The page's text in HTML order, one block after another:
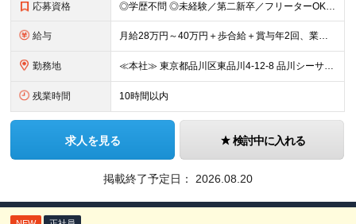
応募資格 ◎学歴不問 ◎未経験／第二新卒／フリーターOK ◎IT業界が初めての方も大歓迎 ※人物・意欲重視の採用です！ ★医療業界、アパレル、飲食の接客、プロボクサーなど、さまざまな前職の先輩が未経験から営業
給与 月給28万円～40万円＋歩合給＋賞与年2回、業績手当1回 ※経験・スキルを考慮し、当社規定により優遇します。 ※上記月給額には、一律支給の調整手当（1万円）、固定残業代（12時間分・2万2000円～
勤務地 ≪本社≫ 東京都品川区東品川4-12-8 品川シーサイドイーストタワー15階 ※2024年1月に完成したばかりのきれいなオフィスです！ ※転居を伴う転勤はなし
残業時間 10時間以内
求人を見る 検討中に入れる
掲載終了予定日： 2026.08.20